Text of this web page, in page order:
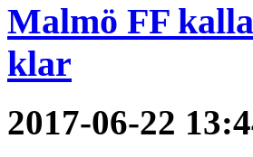
Malmö FF
klar
2017-06-22